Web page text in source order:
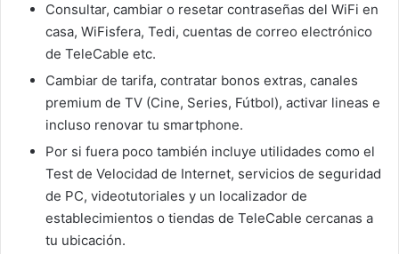
Consultar, cambiar o resetar contraseñas del WiFi en
casa, WiFisfera, Tedi, cuentas de correo electrónico
de TeleCable etc.
Cambiar de tarifa, contratar bonos extras, canales
premium de TV (Cine, Series, Fútbol), activar lineas e
incluso renovar tu smartphone.
Por si fuera poco también incluye utilidades como el
Test de Velocidad de Internet, servicios de seguridad
de PC, videotutoriales y un localizador de
establecimientos o tiendas de TeleCable cercanas a
tu ubicación.